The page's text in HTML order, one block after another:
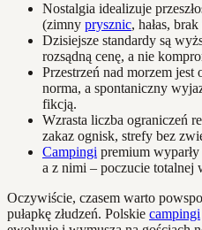
Nostalgia idealizuje
(zimny prysznic, hałas,
Dzisiejsze standardy są
rozsądną cenę, a nie
Przestrzeń nad morzem jest
norma, a spontaniczny
fikcją.
Wzrasta liczba ograniczeń
zakaz ognisk, strefy bez
Campingi premium
a z nimi – poczucie totalnej
Oczywiście, czasem warto
pułapkę złudzeń. Polskie campingi